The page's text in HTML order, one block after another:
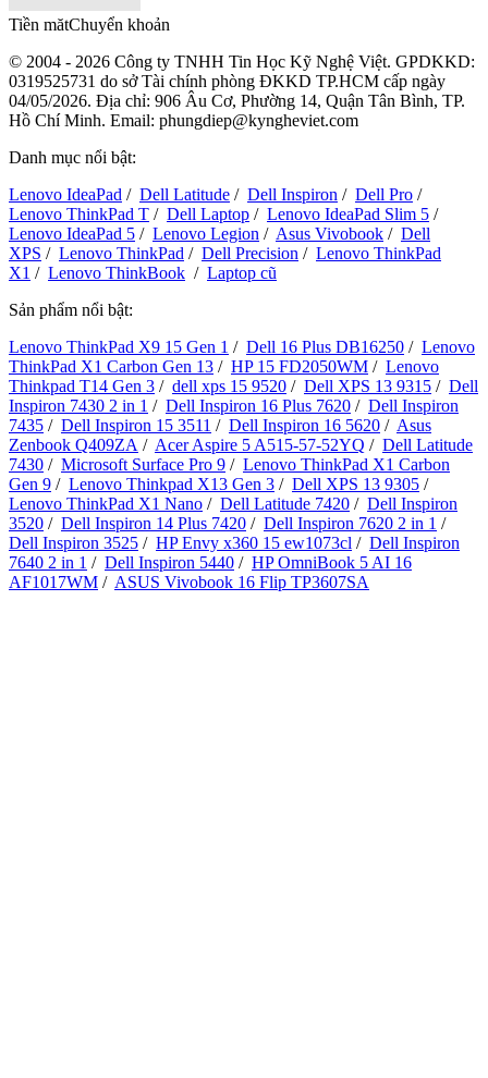
Tiền mătChuyển khoản
© 2004 - 2026 Công ty TNHH Tin Học Kỹ Nghệ Việt. GPDKKD:
0319525731 do sở Tài chính phòng ĐKKD TP.HCM cấp ngày
04/05/2026. Địa chỉ: 906 Âu Cơ, Phường 14, Quận Tân Bình, TP.
Hồ Chí Minh. Email: phungdiep@kyngheviet.com
Danh mục nổi bật:
Lenovo IdeaPad / Dell Latitude / Dell Inspiron / Dell Pro /
Lenovo ThinkPad T / Dell Laptop / Lenovo IdeaPad Slim 5 /
Lenovo IdeaPad 5 / Lenovo Legion / Asus Vivobook / Dell
XPS / Lenovo ThinkPad / Dell Precision / Lenovo ThinkPad
X1 / Lenovo ThinkBook / Laptop cũ
Sản phẩm nổi bật:
Lenovo ThinkPad X9 15 Gen 1 / Dell 16 Plus DB16250 / Lenovo
ThinkPad X1 Carbon Gen 13 / HP 15 FD2050WM / Lenovo
Thinkpad T14 Gen 3 / dell xps 15 9520 / Dell XPS 13 9315 / Dell
Inspiron 7430 2 in 1 / Dell Inspiron 16 Plus 7620 / Dell Inspiron
7435 / Dell Inspiron 15 3511 / Dell Inspiron 16 5620 / Asus
Zenbook Q409ZA / Acer Aspire 5 A515-57-52YQ / Dell Latitude
7430 / Microsoft Surface Pro 9 / Lenovo ThinkPad X1 Carbon
Gen 9 / Lenovo Thinkpad X13 Gen 3 / Dell XPS 13 9305 /
Lenovo ThinkPad X1 Nano / Dell Latitude 7420 / Dell Inspiron
3520 / Dell Inspiron 14 Plus 7420 / Dell Inspiron 7620 2 in 1 /
Dell Inspiron 3525 / HP Envy x360 15 ew1073cl / Dell Inspiron
7640 2 in 1 / Dell Inspiron 5440 / HP OmniBook 5 AI 16
AF1017WM / ASUS Vivobook 16 Flip TP3607SA